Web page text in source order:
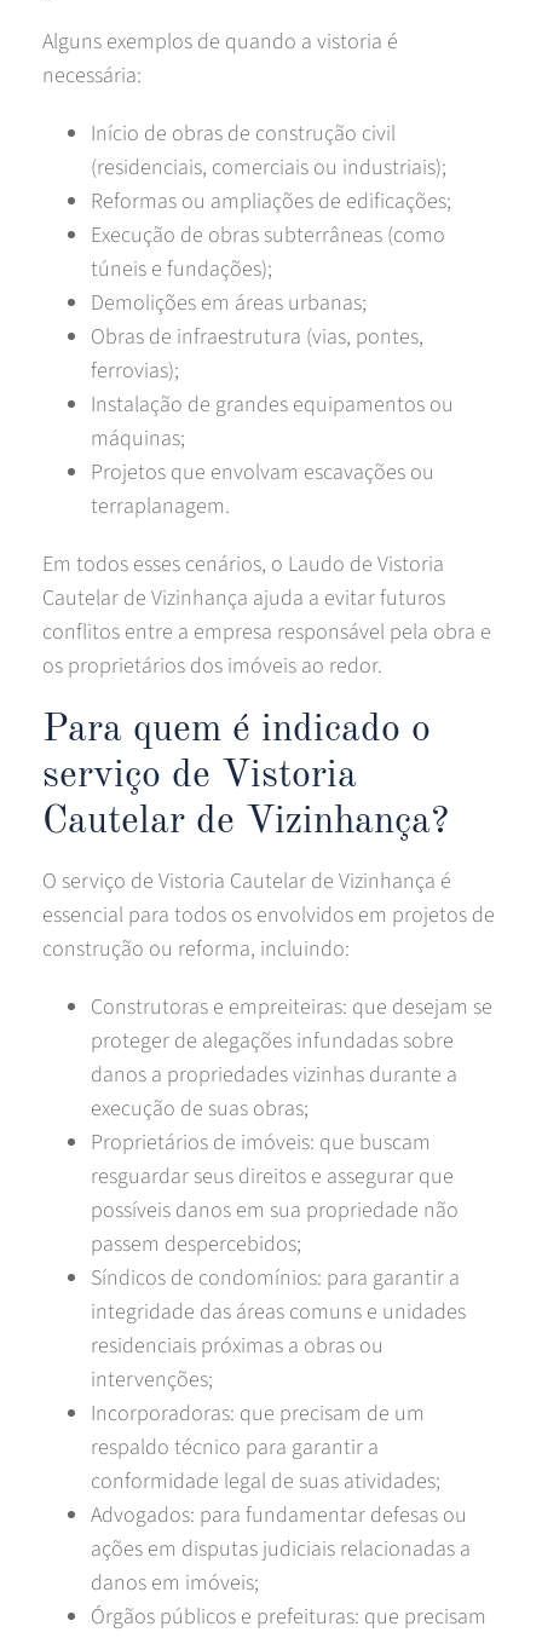
Alguns exemplos de quando a vistoria é
necessária:
Início de obras de construção civil
(residenciais, comerciais ou industriais);
Reformas ou ampliações de edificações;
Execução de obras subterrâneas (como
túneis e fundações);
Demolições em áreas urbanas;
Obras de infraestrutura (vias, pontes,
ferrovias);
Instalação de grandes equipamentos ou
máquinas;
Projetos que envolvam escavações ou
terraplanagem.
Em todos esses cenários, o Laudo de Vistoria
Cautelar de Vizinhança ajuda a evitar futuros
conflitos entre a empresa responsável pela obra e
os proprietários dos imóveis ao redor.
Para quem é indicado o
serviço de Vistoria
Cautelar de Vizinhança?
O serviço de Vistoria Cautelar de Vizinhança é
essencial para todos os envolvidos em projetos de
construção ou reforma, incluindo:
Construtoras e empreiteiras: que desejam se
proteger de alegações infundadas sobre
danos a propriedades vizinhas durante a
execução de suas obras;
Proprietários de imóveis: que buscam
resguardar seus direitos e assegurar que
possíveis danos em sua propriedade não
passem despercebidos;
Síndicos de condomínios: para garantir a
integridade das áreas comuns e unidades
residenciais próximas a obras ou
intervenções;
Incorporadoras: que precisam de um
respaldo técnico para garantir a
conformidade legal de suas atividades;
Advogados: para fundamentar defesas ou
ações em disputas judiciais relacionadas a
danos em imóveis;
Órgãos públicos e prefeituras: que precisam